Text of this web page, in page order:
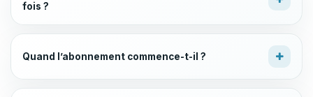
fois ?
Quand l’abonnement commence-t-il ?